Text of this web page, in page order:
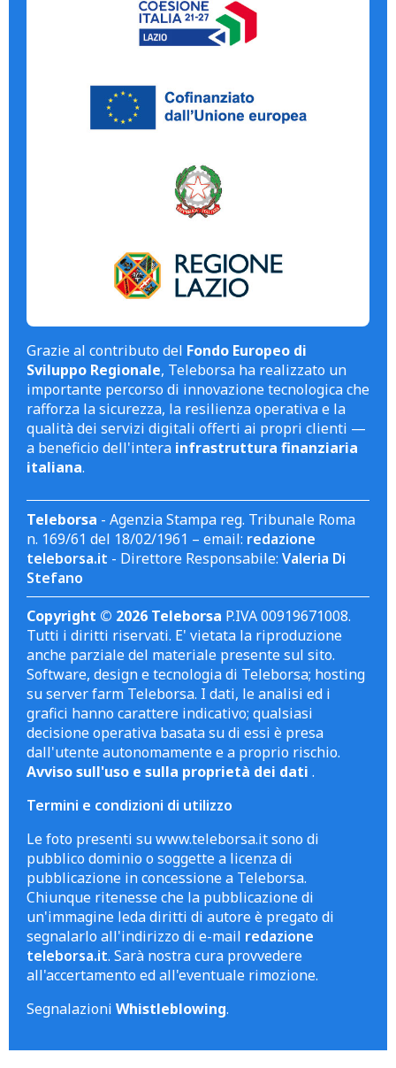
Grazie al contributo del Fondo Europeo di
Sviluppo Regionale, Teleborsa ha realizzato un
importante percorso di innovazione tecnologica che
rafforza la sicurezza, la resilienza operativa e la
qualità dei servizi digitali offerti ai propri clienti —
a beneficio dell'intera infrastruttura finanziaria
italiana.
Teleborsa - Agenzia Stampa reg. Tribunale Roma
n. 169/61 del 18/02/1961 – email: redazione
teleborsa.it - Direttore Responsabile: Valeria Di
Stefano
Copyright © 2026 Teleborsa P.IVA 00919671008.
Tutti i diritti riservati. E' vietata la riproduzione
anche parziale del materiale presente sul sito.
Software, design e tecnologia di Teleborsa; hosting
su server farm Teleborsa. I dati, le analisi ed i
grafici hanno carattere indicativo; qualsiasi
decisione operativa basata su di essi è presa
dall'utente autonomamente e a proprio rischio.
Avviso sull'uso e sulla proprietà dei dati .
Termini e condizioni di utilizzo
Le foto presenti su www.teleborsa.it sono di
pubblico dominio o soggette a licenza di
pubblicazione in concessione a Teleborsa.
Chiunque ritenesse che la pubblicazione di
un'immagine leda diritti di autore è pregato di
segnalarlo all'indirizzo di e-mail redazione
teleborsa.it. Sarà nostra cura provvedere
all'accertamento ed all'eventuale rimozione.
Segnalazioni Whistleblowing.